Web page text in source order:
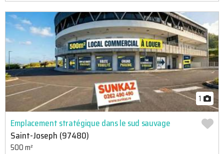
1
Emplacement stratégique dans le sud sauvage
Saint-Joseph (97480)
500 m²